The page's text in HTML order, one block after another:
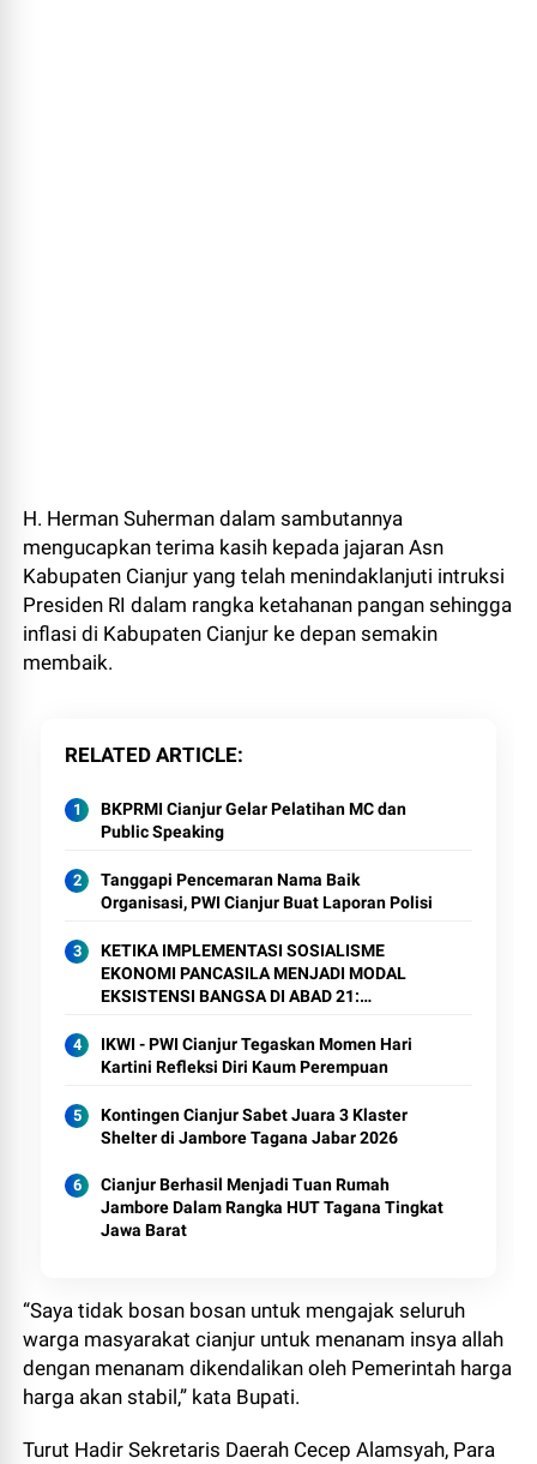
H. Herman Suherman dalam sambutannya
mengucapkan terima kasih kepada jajaran Asn
Kabupaten Cianjur yang telah menindaklanjuti intruksi
Presiden RI dalam rangka ketahanan pangan sehingga
inflasi di Kabupaten Cianjur ke depan semakin
membaik.
RELATED ARTICLE
BKPRMI Cianjur Gelar Pelatihan MC dan
Public Speaking
Tanggapi Pencemaran Nama Baik
Organisasi, PWI Cianjur Buat Laporan Polisi
KETIKA IMPLEMENTASI SOSIALISME
EKONOMI PANCASILA MENJADI MODAL
EKSISTENSI BANGSA DI ABAD 21:
Presiden Prabowo Menghadapi Tantangan
Geopolitik Dunia)
IKWI - PWI Cianjur Tegaskan Momen Hari
Kartini Refleksi Diri Kaum Perempuan
Kontingen Cianjur Sabet Juara 3 Klaster
Shelter di Jambore Tagana Jabar 2026
Cianjur Berhasil Menjadi Tuan Rumah
Jambore Dalam Rangka HUT Tagana Tingkat
Jawa Barat
“Saya tidak bosan bosan untuk mengajak seluruh
warga masyarakat cianjur untuk menanam insya allah
dengan menanam dikendalikan oleh Pemerintah harga
harga akan stabil,” kata Bupati.
Turut Hadir Sekretaris Daerah Cecep Alamsyah, Para